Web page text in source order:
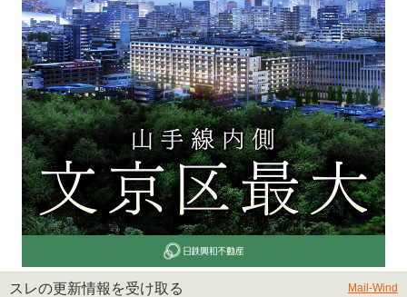
スレの更新情報を受け取る Mail-Wind